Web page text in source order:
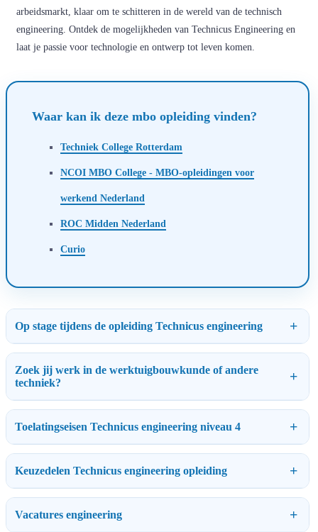
arbeidsmarkt, klaar om te schitteren in de wereld van de technisch
engineering. Ontdek de mogelijkheden van Technicus Engineering en
laat je passie voor technologie en ontwerp tot leven komen.
Waar kan ik deze mbo opleiding vinden?
Techniek College Rotterdam
NCOI MBO College - MBO-opleidingen voor
werkend Nederland
ROC Midden Nederland
Curio
Op stage tijdens de opleiding Technicus engineering
Zoek jij werk in de werktuigbouwkunde of andere
techniek?
Toelatingseisen Technicus engineering niveau 4
Keuzedelen Technicus engineering opleiding
Vacatures engineering